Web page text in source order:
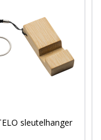
sleutelhanger